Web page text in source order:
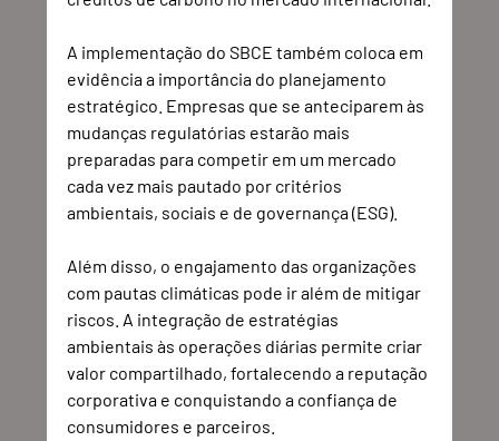
A implementação do SBCE também coloca em
evidência a importância do planejamento
estratégico. Empresas que se anteciparem às
mudanças regulatórias estarão mais
preparadas para competir em um mercado
cada vez mais pautado por critérios
ambientais, sociais e de governança (ESG).
Além disso, o engajamento das organizações
com pautas climáticas pode ir além de mitigar
riscos. A integração de estratégias
ambientais às operações diárias permite criar
valor compartilhado, fortalecendo a reputação
corporativa e conquistando a confiança de
consumidores e parceiros.